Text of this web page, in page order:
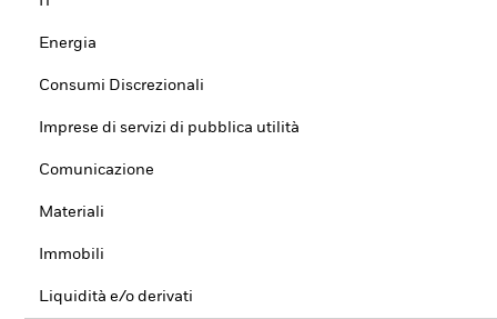
Energia
Consumi Discrezionali
Imprese di servizi di pubblica utilità
Comunicazione
Materiali
Immobili
Liquidità e/o derivati